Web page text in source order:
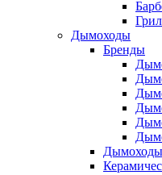
Дымоходы
Бренды
Дымоходы